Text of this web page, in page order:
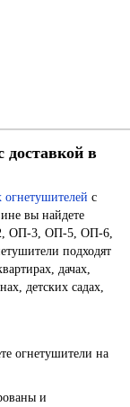
в
с
вы найдете
ОП-3, ОП-5, ОП-6,
подходят
дачах,
детских садах,
огнетушители на
и